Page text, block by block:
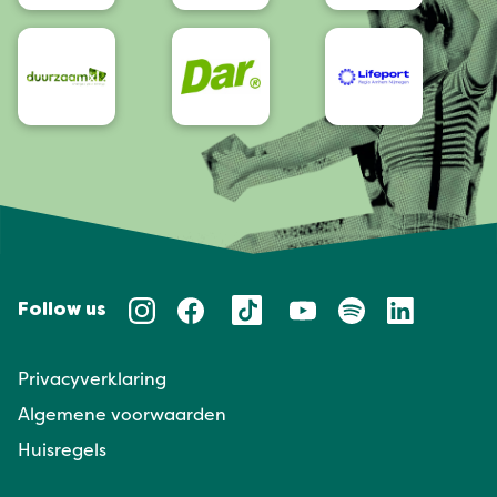
Follow us
Privacyverklaring
Algemene voorwaarden
Huisregels